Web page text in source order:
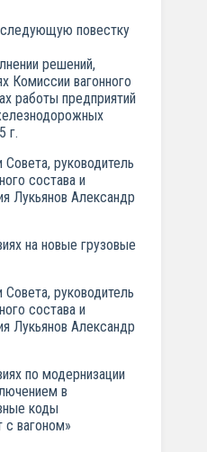
повестку
решений,
Комиссии вагонного
работы предприятий
г.
руководитель
состава и
Лукьянов Александр
на новые грузовые
руководитель
состава и
Лукьянов Александр
по модернизации
в
коды
с вагоном»